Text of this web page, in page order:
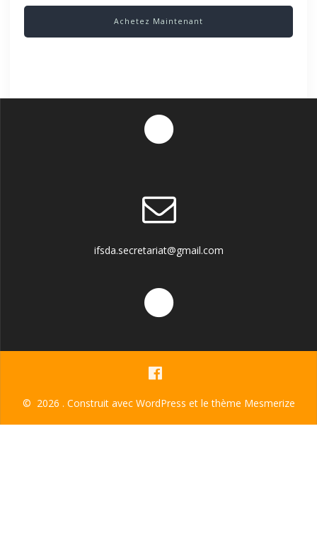
Achetez Maintenant
ifsda.secretariat@gmail.com
© 2026 . Construit avec WordPress et lethème Mesmerize